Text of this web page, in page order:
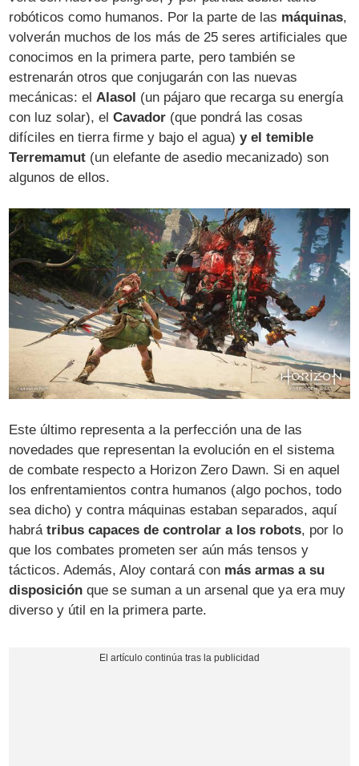
robóticos como humanos. Por la parte de las máquinas,
volverán muchos de los más de 25 seres artificiales que
conocimos en la primera parte, pero también se
estrenarán otros que conjugarán con las nuevas
mecánicas: elAlasol (un pájaro que recarga su energía
con luz solar), elCavador (que pondrá las cosas
difíciles en tierra firme y bajo el agua)y el temible
Terremamut (un elefante de asedio mecanizado) son
algunos de ellos.
Este último representa a la perfección una de las
novedades que representan la evolución en el sistema
de combate respecto a Horizon Zero Dawn. Si en aquel
los enfrentamientos contra humanos (algo pochos, todo
sea dicho) y contra máquinas estaban separados, aquí
habrátribus capaces de controlar a los robots, por lo
que los combates prometen ser aún más tensos y
tácticos. Además, Aloy contará con más armas a su
disposición que se suman a un arsenal que ya era muy
diverso y útil en la primera parte.